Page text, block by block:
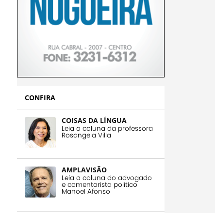
CONFIRA
COISAS DA LÍNGUA
Leia a coluna da professora
Rosangela Villa
AMPLAVISÃO
Leia a coluna do advogado
e comentarista político
Manoel Afonso